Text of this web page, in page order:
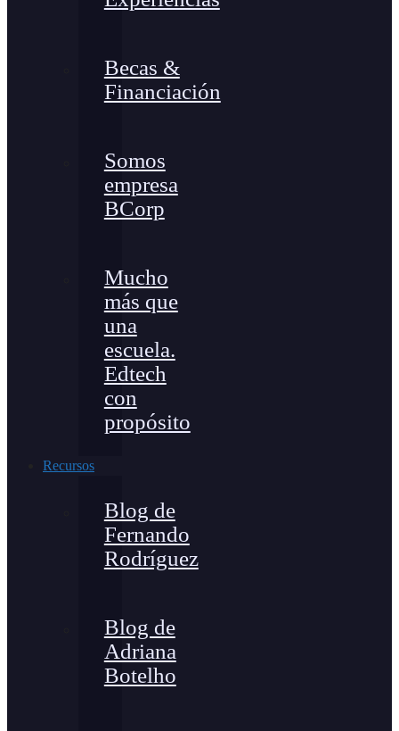
Becas &
Financiación
Somos
empresa
BCorp
Mucho
más que
una
escuela.
Edtech
con
propósito
Recursos
Blog de
Fernando
Rodríguez
Blog de
Adriana
Botelho